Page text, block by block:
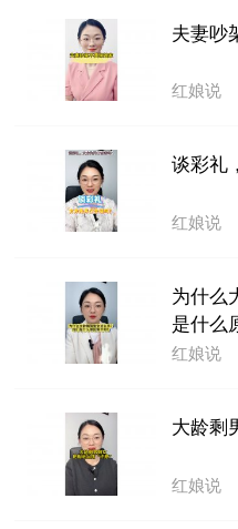
夫妻吵
红娘说
谈彩礼
红娘说
为什么
是什么
红娘说
大龄剩
红娘说